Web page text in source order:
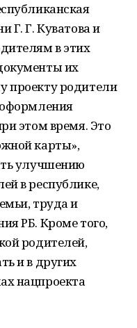
Г. Г. Куватова и
в этих
их
проекту родители
этом время. Это
карты»,
улучшению
в республике,
труда и
РБ. Кроме того,
родителей,
и в других
нацпроекта